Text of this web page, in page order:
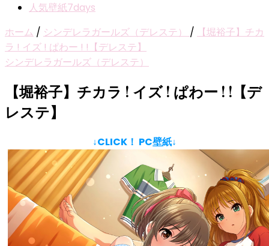
人気壁紙7days
ホーム / シンデレラガールズ（デレステ） /
【堀裕子】チカ
ラ ! イズ ! ぱわー ! !【デレステ】
シンデレラガールズ（デレステ）
【堀裕子】チカラ ! イズ ! ぱわー ! !【デ
レステ】
↓CLICK！ PC壁紙↓